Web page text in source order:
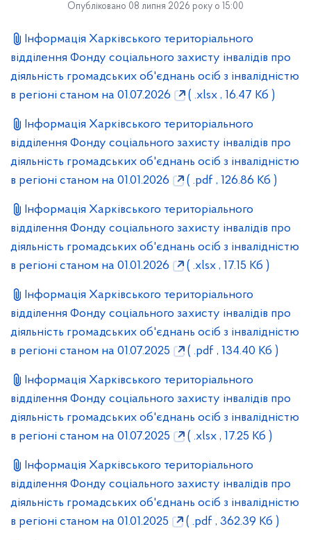
Опубліковано 08 липня 2026 року о 15:00
Інформація Харківського територіального
відділення Фонду соціального захисту інвалідів про
діяльність громадських об'єднань осіб з інвалідністю
в регіоні станом на 01.07.2026
( .xlsx , 16.47 Кб )
Інформація Харківського територіального
відділення Фонду соціального захисту інвалідів про
діяльність громадських об'єднань осіб з інвалідністю
в регіоні станом на 01.01.2026
( .pdf , 126.86 Кб )
Інформація Харківського територіального
відділення Фонду соціального захисту інвалідів про
діяльність громадських об'єднань осіб з інвалідністю
в регіоні станом на 01.01.2026
( .xlsx , 17.15 Кб )
Інформація Харківського територіального
відділення Фонду соціального захисту інвалідів про
діяльність громадських об'єднань осіб з інвалідністю
в регіоні станом на 01.07.2025
( .pdf , 134.40 Кб )
Інформація Харківського територіального
відділення Фонду соціального захисту інвалідів про
діяльність громадських об'єднань осіб з інвалідністю
в регіоні станом на 01.07.2025
( .xlsx , 17.25 Кб )
Інформація Харківського територіального
відділення Фонду соціального захисту інвалідів про
діяльність громадських об'єднань осіб з інвалідністю
в регіоні станом на 01.01.2025
( .pdf , 362.39 Кб )